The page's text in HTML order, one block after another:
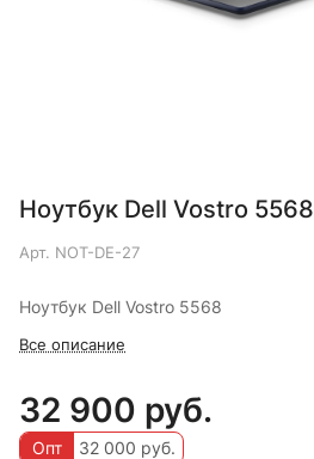
Ноутбук Dell Vostro 5568
Арт. NOT-DE-27
Ноутбук Dell Vostro 5568
Все описание
32 900 руб.
Опт 32 000 руб.